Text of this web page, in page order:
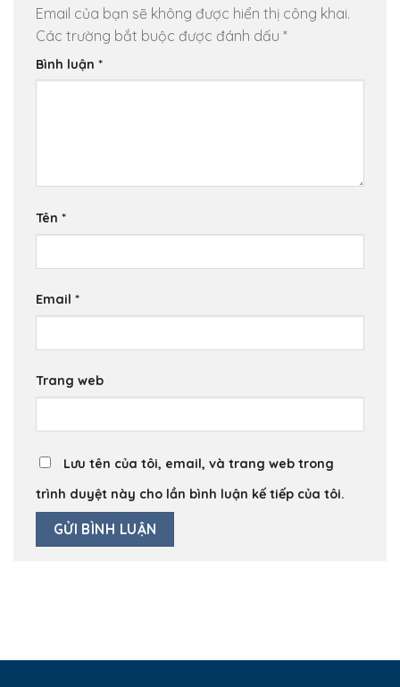
Email của bạn sẽ không được hiển thị công khai.
Các trường bắt buộc được đánh dấu *
Bình luận *
Tên *
Email *
Trang web
Lưu tên của tôi, email, và trang web trong
trình duyệt này cho lần bình luận kế tiếp của tôi.